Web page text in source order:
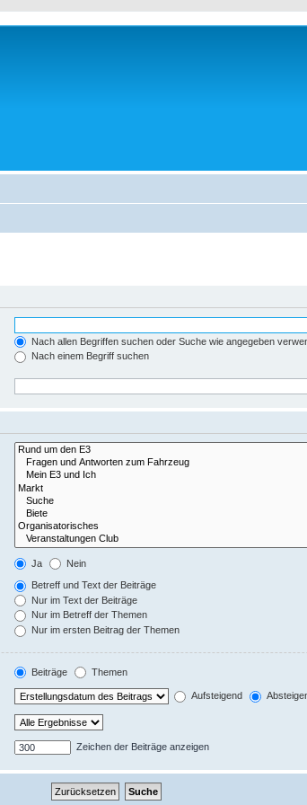
Nach allen Begriffen suchen oder Suche wie angegeben
Nach einem Begriff suchen
Ja Nein
Betreff und Text der Beiträge
Nur im Text der Beiträge
Nur im Betreff der Themen
Nur im ersten Beitrag der Themen
Beiträge Themen
Aufsteigend
Zeichen der Beiträge anzeigen